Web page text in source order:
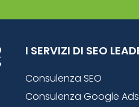
I SERVIZI DI SEO
Consulenza SEO
Consulenza Google Ads